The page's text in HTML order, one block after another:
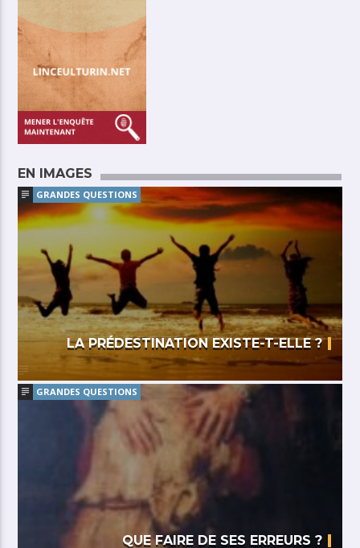
EN IMAGES
GRANDES QUESTIONS
LA PRÉDESTINATION EXISTE-T-ELLE ?
GRANDES QUESTIONS
QUE FAIRE DE SES ERREURS ?